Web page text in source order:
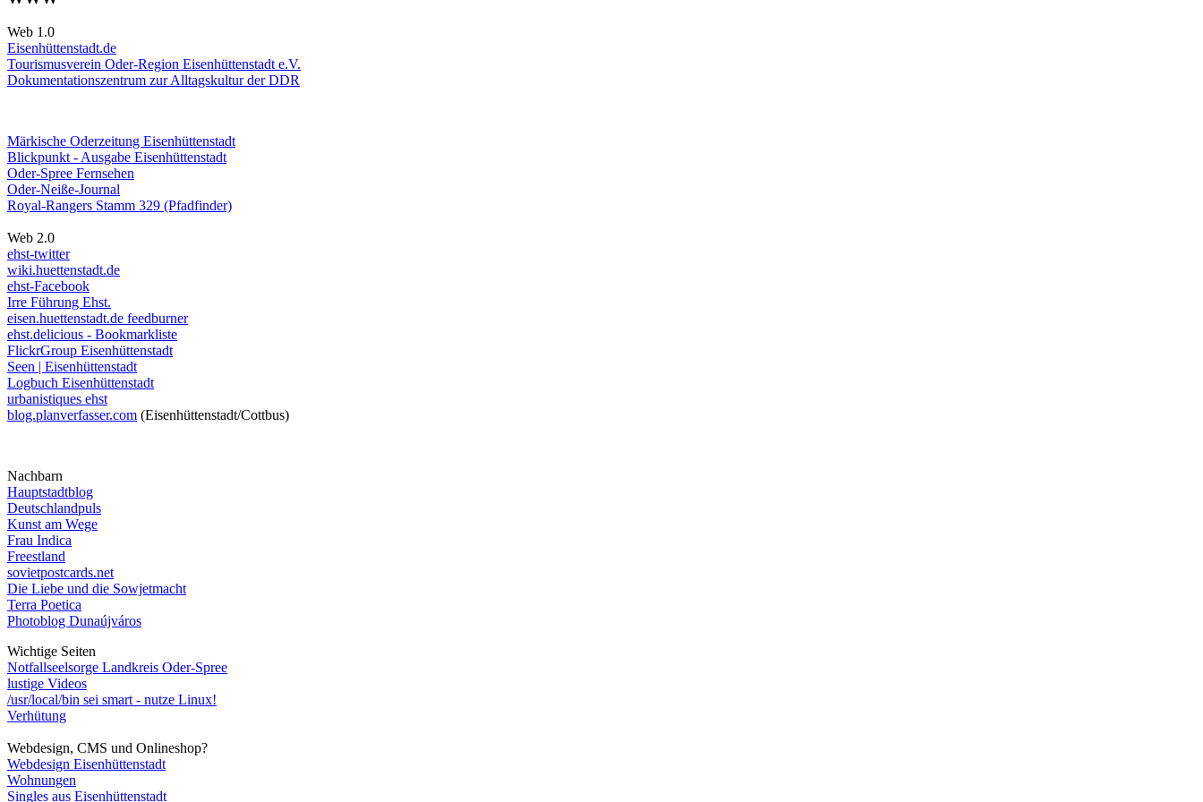
Web 1.0
Eisenhüttenstadt.de
Tourismusverein Oder-Region Eisenhüttenstadt e.V.
Dokumentationszentrum zur Alltagskultur der DDR
Märkische Oderzeitung Eisenhüttenstadt
Blickpunkt - Ausgabe Eisenhüttenstadt
Oder-Spree Fernsehen
Oder-Neiße-Journal
Royal-Rangers Stamm 329 (Pfadfinder)
Web 2.0
ehst-twitter
wiki.huettenstadt.de
ehst-Facebook
Irre Führung Ehst.
eisen.huettenstadt.de feedburner
ehst.delicious - Bookmarkliste
FlickrGroup Eisenhüttenstadt
Seen | Eisenhüttenstadt
Logbuch Eisenhüttenstadt
urbanistiques ehst
blog.planverfasser.com (Eisenhüttenstadt/Cottbus)
Nachbarn
Hauptstadtblog
Deutschlandpuls
Kunst am Wege
Frau Indica
Freestland
sovietpostcards.net
Die Liebe und die Sowjetmacht
Terra Poetica
Photoblog Dunaújváros
Wichtige Seiten
Notfallseelsorge Landkreis Oder-Spree
lustige Videos
/usr/local/bin sei smart - nutze Linux!
Verhütung
Webdesign, CMS und Onlineshop?
Webdesign Eisenhüttenstadt
Wohnungen
Singles aus Eisenhüttenstadt